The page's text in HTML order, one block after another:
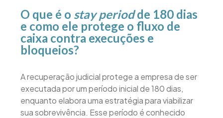
O que é o stay periodde 180 dias
e como ele protege o fluxo de
caixa contra execuções e
bloqueios?
A recuperação judicial protege a empresa de ser
executada por um período inicial de 180 dias,
enquanto elabora uma estratégia para viabilizar
sua sobrevivência. Esse período é conhecido